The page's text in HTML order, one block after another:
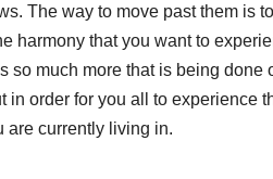
The way to move past them is
harmony that you want to
so much more that is being
in order for you all to experience
are currently living in.